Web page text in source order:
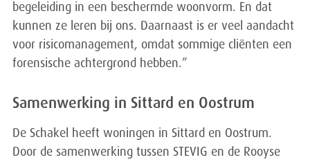
begeleiding in een beschermde woonvorm. En dat
kunnen ze leren bij ons. Daarnaast is er veel aandacht
voor risicomanagement, omdat sommige cliënten een
forensische achtergrond hebben.”
Samenwerking in Sittard en Oostrum
De Schakel heeft woningen in Sittard en Oostrum.
Door de samenwerking tussen STEVIG en de Rooyse